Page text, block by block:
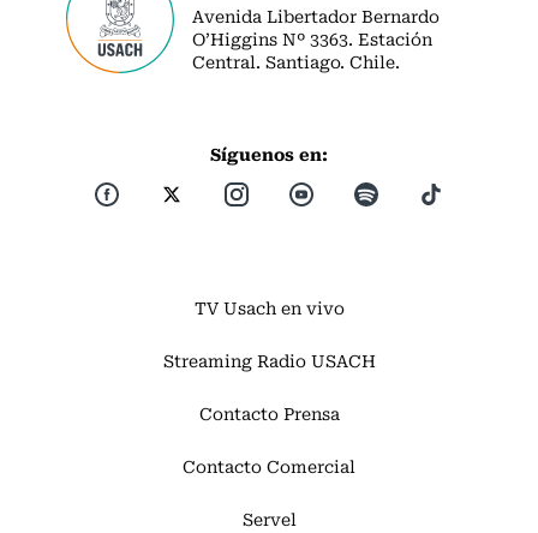
Avenida Libertador Bernardo
O’Higgins Nº 3363. Estación
Central. Santiago. Chile.
Síguenos en:
TV Usach en vivo
Streaming Radio USACH
Contacto Prensa
Contacto Comercial
Servel